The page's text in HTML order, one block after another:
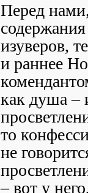
Перед
изуверов,
и раннее
как душа –
то
не
– вот у